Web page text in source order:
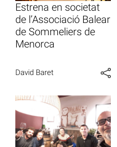
Estrena en societat
de l’Associació Balear
de Sommeliers de
Menorca
David Baret